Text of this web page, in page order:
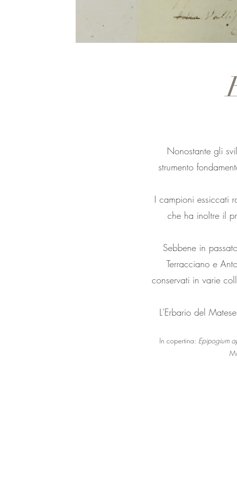
Nonostante gli
strumento
I campioni essiccati
che ha inoltre il
Sebbene in
Terracciano e
conservati in varie
L'Erbario del
In copertina: Epipogium